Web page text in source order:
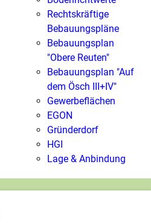
Rechtskräftige
Bebauungspläne
Bebauungsplan
"Obere Reuten"
Bebauungsplan "Auf
dem Ösch III+IV"
Gewerbeflächen
EGON
Gründerdorf
HGI
Lage & Anbindung